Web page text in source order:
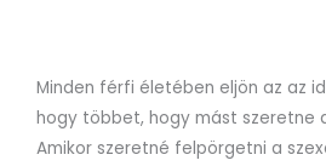
Minden férfi életében eljön az az
hogy többet, hogy mást szeretne
Amikor szeretné felpörgetni a